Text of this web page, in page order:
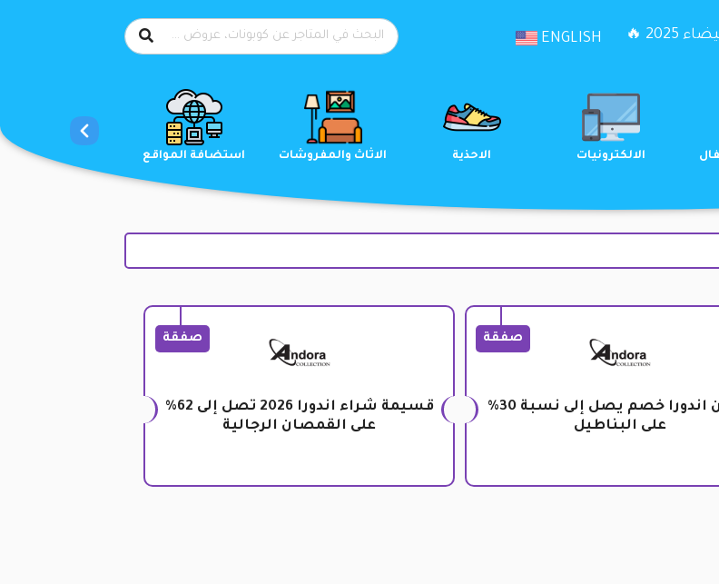
🔥
ENGLISH
استضافة المواقع الاثاث والمفروشات الاحذية الالكترونيات الامهات والاطفال
صفقة
كوبون اندورا خصم يصل إلى نسبة 30%
على البناطيل
صفقة
قسيمة شراء اندورا 2026 تصل إلى 62%
على القمصان الرجالية